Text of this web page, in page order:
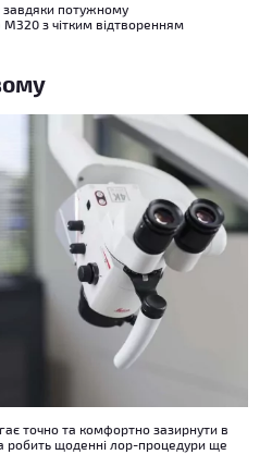
завдяки потужному
M320 з чітким відтворенням
точно та комфортно зазирнути в
робить щоденні лор-процедури ще